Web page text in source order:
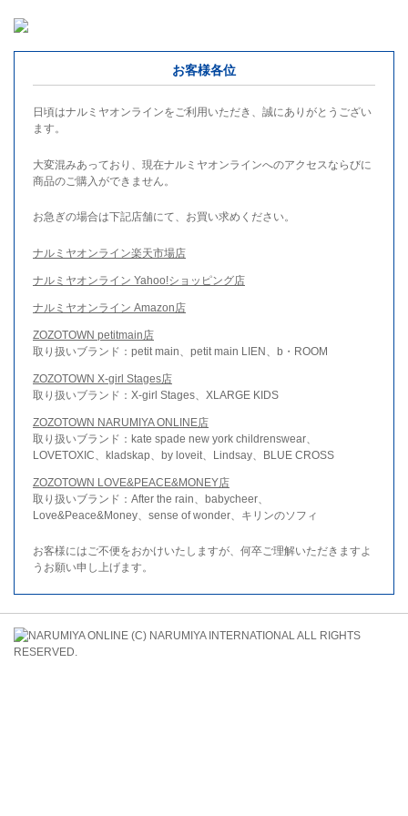
お客様各位
日頃はナルミヤオンラインをご利用いただき、誠にありがとうござい
ます。
大変混みあっており、現在ナルミヤオンラインへのアクセスならびに
商品のご購入ができません。
お急ぎの場合は下記店舗にて、お買い求めください。
ナルミヤオンライン楽天市場店
ナルミヤオンライン Yahoo!ショッピング店
ナルミヤオンライン Amazon店
ZOZOTOWN petitmain店
取り扱いブランド：petit main、petit main LIEN、b・ROOM
ZOZOTOWN X-girl Stages店
取り扱いブランド：X-girl Stages、XLARGE KIDS
ZOZOTOWN NARUMIYA ONLINE店
取り扱いブランド：kate spade new york childrenswear、
LOVETOXIC、kladskap、by loveit、Lindsay、BLUE CROSS
ZOZOTOWN LOVE&PEACE&MONEY店
取り扱いブランド：After the rain、babycheer、
Love&Peace&Money、sense of wonder、キリンのソフィ
お客様にはご不便をおかけいたしますが、何卒ご理解いただきますよ
うお願い申し上げます。